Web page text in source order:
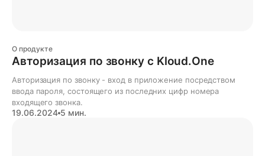
О продукте
Авторизация по звонку с Kloud.One
Авторизация по звонку - вход в приложение посредством
ввода пароля, состоящего из последних цифр номера
входящего звонка.
19.06.2024 5 мин.